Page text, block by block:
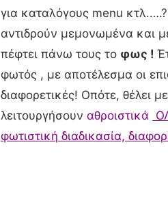
για καταλόγους menu
αντιδρούν μεμονωμένα και
πέφτει πάνω τους το φως !
φωτός , με αποτέλεσμα οι
διαφορετικές! Οπότε, θέλει
λειτουργήσουν αθροιστικά
φωτιστική διαδικασία,